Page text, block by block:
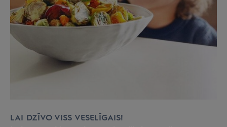
LAI DZĪVO VISS VESELĪGAIS!